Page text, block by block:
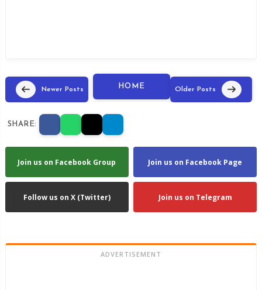
Newer Posts HOME Older Posts
SHARE:
Join us on Facebook Group Join us on Facebook Page
Follow us on X (Twitter) Join us on Telegram
ADVERTISEMENT